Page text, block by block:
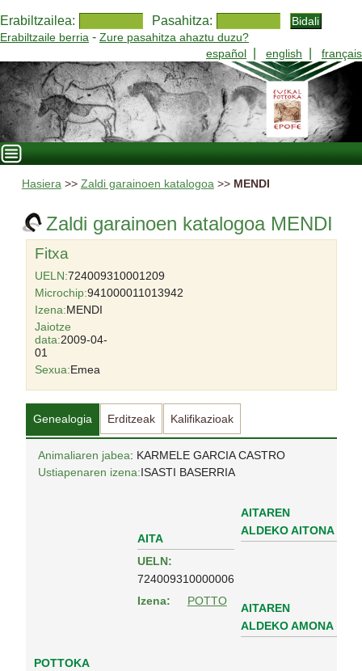
Erabiltzailea: Pasahitza:
Erabiltzaile berria - Zure pasahitza ahaztu duzu?
español
english français
Hasiera>> Zaldi garainoen katalogoa>> MENDI
Zaldi garainoen katalogoa MENDI
Fitxa
UELN:724009310001209
Microchip:941000011013942
Izena:MENDI
Jaiotze
data:2009-04-
01
Sexua:Emea
Genealogia Erditzeak Kalifikazioak
Animaliaren jabea: KARMELE GARCIA CASTRO
Ustiapenaren izena:ISASTI BASERRIA
POTTOKA
AITA
UELN:
724009310000006
Izena:
POTTO
AITAREN
ALDEKO AITONA
AITAREN
ALDEKO AMONA